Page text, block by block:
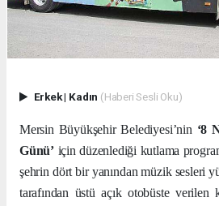
Erkek| Kadın (Haberi Sesli Oku)
Mersin Büyükşehir Belediyesi’nin ‘8
Günü’ için düzenlediği kutlama
şehrin dört bir yanından müzik sesleri
tarafından üstü açık otobüste verilen